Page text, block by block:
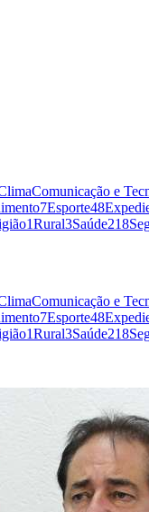
Comunicação e
7Esporte48
1Rural3Saúde218
Comunicação e
7Esporte48
1Rural3Saúde218